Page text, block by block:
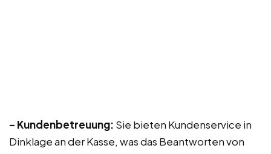
– Kundenbetreuung: Sie bieten Kundenservice in
Dinklage an der Kasse, was das Beantworten von